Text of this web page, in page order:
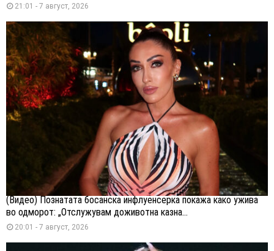
21:01 - 7 август, 2026
(Видео) Познатата босанска инфлуенсерка покажа како ужива
во одморот: „Отслужувам доживотна казна...
20:01 - 7 август, 2026